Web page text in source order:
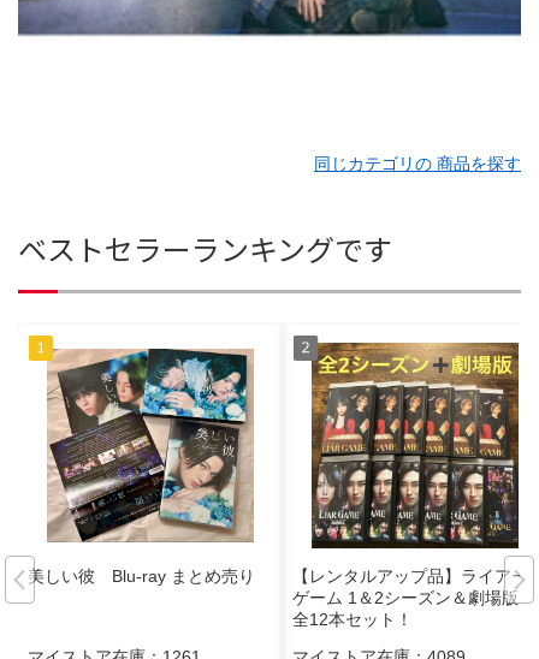
同じカテゴリの 商品を探す
ベストセラーランキングです
美しい彼 Blu-ray まとめ売り
【レンタルアップ品】ライアー
ゲーム 1＆2シーズン＆劇場版
全12本セット！